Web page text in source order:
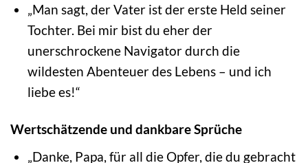
„Man sagt, der Vater ist der erste Held seiner
Tochter. Bei mir bist du eher der
unerschrockene Navigator durch die
wildesten Abenteuer des Lebens – und ich
liebe es!“
Wertschätzende und dankbare Sprüche
„Danke, Papa, für all die Opfer, die du gebracht